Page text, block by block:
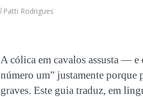
Patti Rodrigues
A cólica em cavalos assusta —
número um” justamente porque
graves. Este guia traduz, em